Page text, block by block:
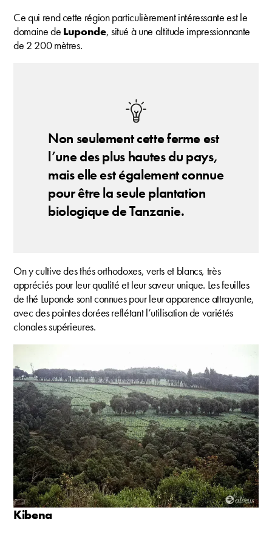
Ce qui rend cette région particulièrement intéressante est le
domaine de Luponde, situé à une altitude impressionnante
de 2 200 mètres.
Non seulement cette ferme est
l’une des plus hautes du pays,
mais elle est également connue
pour être la seule plantation
biologique de Tanzanie.
On y cultive des thés orthodoxes, verts et blancs, très
appréciés pour leur qualité et leur saveur unique. Les feuilles
de thé Luponde sont connues pour leur apparence attrayante,
avec des pointes dorées reflétant l’utilisation de variétés
clonales supérieures.
Kibena